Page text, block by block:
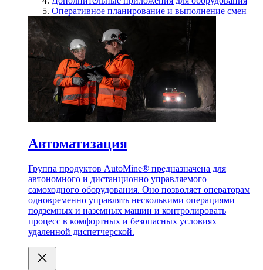
Оперативное планирование и выполнение смен
Автоматизация
Группа продуктов AutoMine® предназначена для
автономного и дистанционно управляемого
самоходного оборудования. Оно позволяет операторам
одновременно управлять несколькими операциями
подземных и наземных машин и контролировать
процесс в комфортных и безопасных условиях
удаленной диспетчерской.